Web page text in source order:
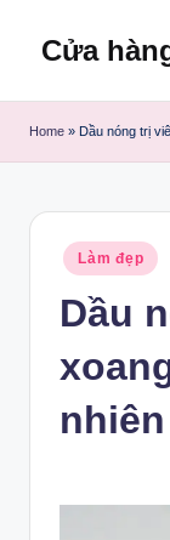
Cửa
Home » Dầu nóng trị
Posted
in
Làm đẹp
Dầu
nhiên